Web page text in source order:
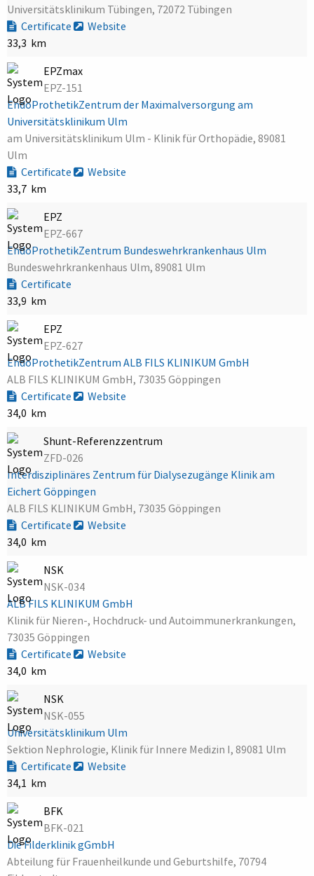
Universitätsklinikum Tübingen, 72072 Tübingen
Certificate
Website
33,3 km
EPZmax
EPZ-151
EndoProthetikZentrum der Maximalversorgung am
Universitätsklinikum Ulm
am Universitätsklinikum Ulm - Klinik für Orthopädie, 89081
Ulm
Certificate
Website
33,7 km
EPZ
EPZ-667
EndoProthetikZentrum Bundeswehrkrankenhaus Ulm
Bundeswehrkrankenhaus Ulm, 89081 Ulm
Certificate
33,9 km
EPZ
EPZ-627
EndoProthetikZentrum ALB FILS KLINIKUM GmbH
ALB FILS KLINIKUM GmbH, 73035 Göppingen
Certificate
Website
34,0 km
Shunt-Referenzzentrum
ZFD-026
Interdisziplinäres Zentrum für Dialysezugänge Klinik am
Eichert Göppingen
ALB FILS KLINIKUM GmbH, 73035 Göppingen
Certificate
Website
34,0 km
NSK
NSK-034
ALB FILS KLINIKUM GmbH
Klinik für Nieren-, Hochdruck- und Autoimmunerkrankungen,
73035 Göppingen
Certificate
Website
34,0 km
NSK
NSK-055
Universitätsklinikum Ulm
Sektion Nephrologie, Klinik für Innere Medizin I, 89081 Ulm
Certificate
Website
34,1 km
BFK
BFK-021
Die Filderklinik gGmbH
Abteilung für Frauenheilkunde und Geburtshilfe, 70794